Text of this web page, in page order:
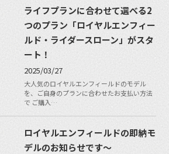
ライフプランに合わせて選べる2
つのプラン「ロイヤルエンフィー
ルド・ライダースローン」がスタ
ート！
2025/03/27
大人気のロイヤルエンフィールドのモデル
を、ご自身のプランに合わせたお支払い方法
で ご購入…
ロイヤルエンフィールドの即納モ
デルのお知らせです〜